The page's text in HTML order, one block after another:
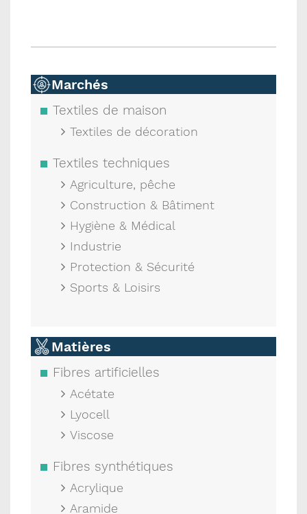
Marchés
Textiles de maison
Textiles de décoration
Textiles techniques
Agriculture, pêche
Construction & Bâtiment
Hygiène & Médical
Industrie
Protection & Sécurité
Sports & Loisirs
Matières
Fibres artificielles
Acétate
Lyocell
Viscose
Fibres synthétiques
Acrylique
Aramide